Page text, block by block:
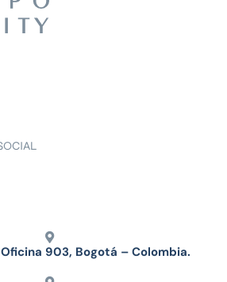
903, Bogotá – Colombia.